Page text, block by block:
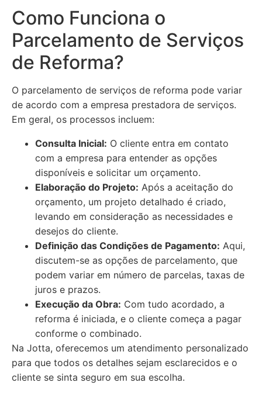
Como Funciona o
Parcelamento de Serviços
de Reforma?
O parcelamento de serviços de reforma pode variar
de acordo com a empresa prestadora de serviços.
Em geral, os processos incluem:
Consulta Inicial: O cliente entra em contato
com a empresa para entender as opções
disponíveis e solicitar um orçamento.
Elaboração do Projeto: Após a aceitação do
orçamento, um projeto detalhado é criado,
levando em consideração as necessidades e
desejos do cliente.
Definição das Condições de Pagamento: Aqui,
discutem-se as opções de parcelamento, que
podem variar em número de parcelas, taxas de
juros e prazos.
Execução da Obra: Com tudo acordado, a
reforma é iniciada, e o cliente começa a pagar
conforme o combinado.
Na Jotta, oferecemos um atendimento personalizado
para que todos os detalhes sejam esclarecidos e o
cliente se sinta seguro em sua escolha.